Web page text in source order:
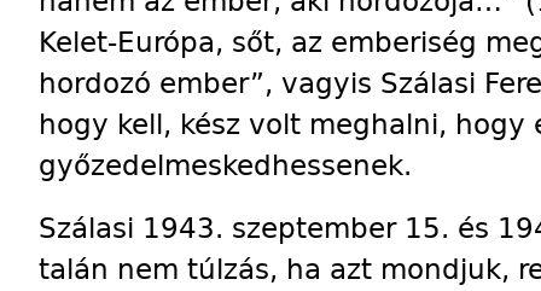
Kelet-Európa, sőt, az emberiség
hordozó ember”, vagyis Szálasi
hogy kell, kész volt meghalni, hogy
győzedelmeskedhessenek.
Szálasi 1943. szeptember 15. és
talán nem túlzás, ha azt mondjuk,